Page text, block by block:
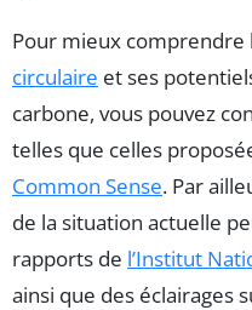
Pour mieux comprendre
circulaire et ses
carbone, vous pouvez
telles que celles
Common Sense. Par
de la situation actuelle
rapports de l’Institut
ainsi que des éclairages